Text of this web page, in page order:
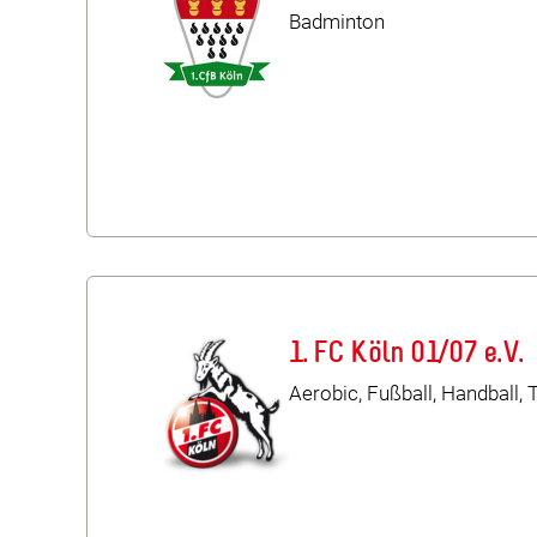
Badminton
1. FC Köln 01/07 e.V.
Aerobic, Fußball, Handball,